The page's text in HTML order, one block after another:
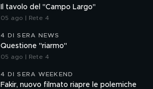
Il tavolo del "Campo Largo"
05 ago | Rete 4
4 DI SERA NEWS
Questione "riarmo"
05 ago | Rete 4
4 DI SERA WEEKEND
Fakir, nuovo filmato riapre le polemiche